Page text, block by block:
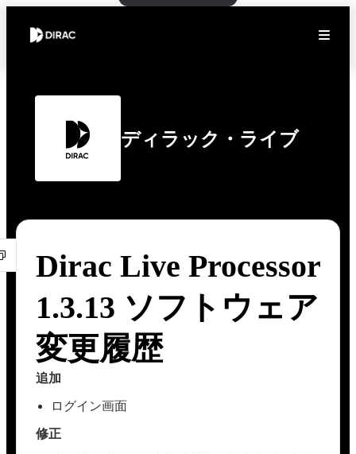
ディラック・ライブ
Dirac Live Processor
1.3.13 ソフトウェア
変更履歴
追加
ログイン画面
修正